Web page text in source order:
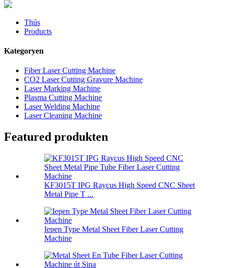
Thús
Products
Kategoryen
Fiber Laser Cutting Machine
CO2 Laser Cutting Gravure Machine
Laser Marking Machine
Plasma Cutting Machine
Laser Welding Machine
Laser Cleaning Machine
Featured produkten
KF3015T IPG Raycus High Speed ​​CNC Sheet
Metal Pipe T ...
Iepen Type Metal Sheet Fiber Laser Cutting
Machine